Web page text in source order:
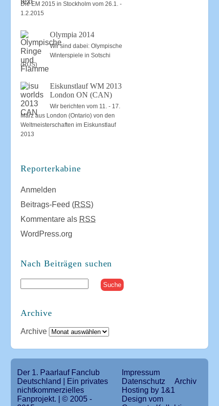
Die EM 2015 in Stockholm vom 26.1. -
1.2.2015
Olympia 2014
Wir sind dabei: Olympische
Winterspiele in Sotschi
(RUS)
Eiskunstlauf WM 2013
London ON (CAN)
Wir berichten vom 11. - 17.
März aus London (Ontario) von den
Weltmeisterschaften im Eiskunstlauf
2013
Reporterkabine
Anmelden
Beitrags-Feed (RSS)
Kommentare als RSS
WordPress.org
Nach Beiträgen suchen
Archive
Archive
Der 1. Paarlauf Fanclub
Deutschland | Ein privates
nichtkommerzielles
Fanprojekt. | © 2005 -
Impressum
Datenschutz
Archiv
Hosting by 1&1
Design vom